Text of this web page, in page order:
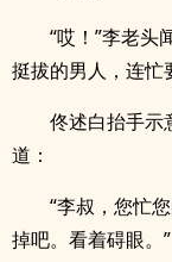
“哎！”李老头
挺拔的男人，连忙
佟述白抬手示
道：
“李叔，您忙
掉吧。看着碍眼。”